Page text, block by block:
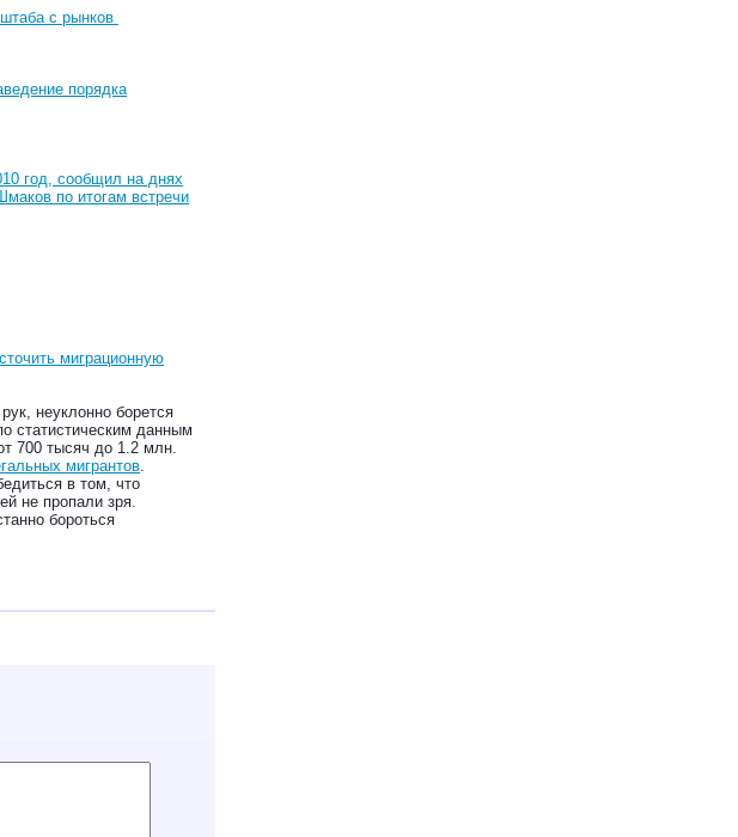
с рынков
порядка
год, сообщил на днях
по итогам встречи
миграционную
неуклонно борется
статистическим данным
700 тысяч до 1.2 млн.
мигрантов.
в том, что
не пропали зря.
бороться